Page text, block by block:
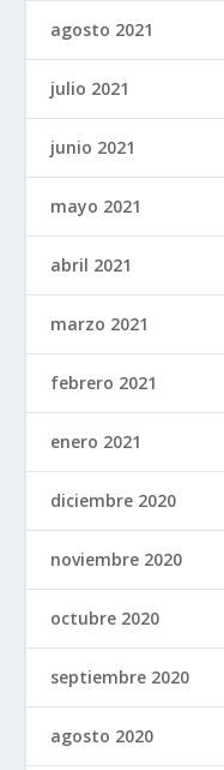
agosto 2021
julio 2021
junio 2021
mayo 2021
abril 2021
marzo 2021
febrero 2021
enero 2021
diciembre 2020
noviembre 2020
octubre 2020
septiembre 2020
agosto 2020